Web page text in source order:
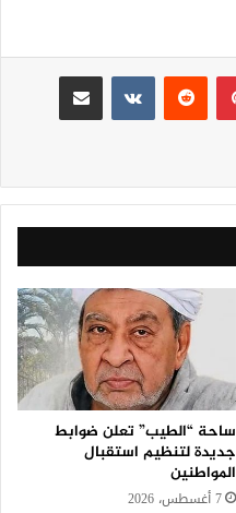
بينتيريست
ساحة “الطيب” تعلن ضوابط
جديدة لتنظيم استقبال
المواطنين
7 أغسطس، 2026